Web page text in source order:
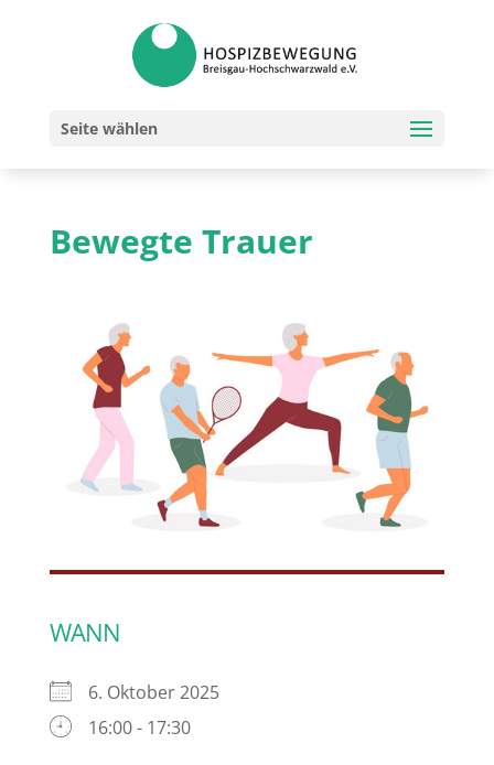
Seite wählen
Bewegte Trauer
WANN
6. Oktober 2025
16:00 - 17:30